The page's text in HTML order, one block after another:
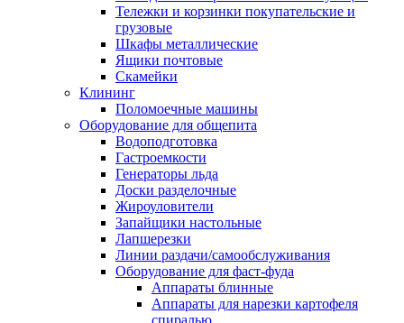
Тележки и корзинки покупательские и
грузовые
Шкафы металлические
Ящики почтовые
Скамейки
Клининг
Поломоечные машины
Оборудование для общепита
Водоподготовка
Гастроемкости
Генераторы льда
Доски разделочные
Жироуловители
Запайщики настольные
Лапшерезки
Линии раздачи/самообслуживания
Оборудование для фаст-фуда
Аппараты блинные
Аппараты для нарезки картофеля
спиралью